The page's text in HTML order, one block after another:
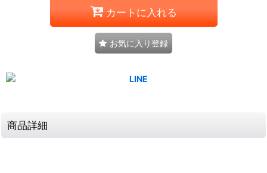
カートに入れる
お気に入り登録
商品詳細